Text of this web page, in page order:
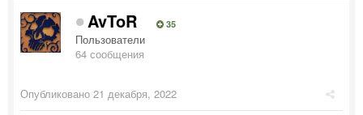
AvToR 35
Пользователи
64 сообщения
Опубликовано 21 декабря, 2022